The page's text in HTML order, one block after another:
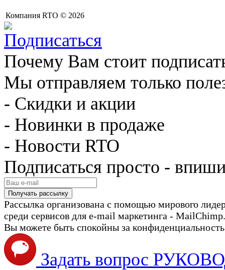
Компания RTO © 2026
Почему Вам стоит
Мы отправляем только
- Скидки и акции
- Новинки в продаже
- Новости RTO
Подписаться просто -
Рассылка организована с помощью мирового
среди сервисов для e-mail маркетинга - MailChimp.
Вы можете быть спокойны за
Задать вопрос